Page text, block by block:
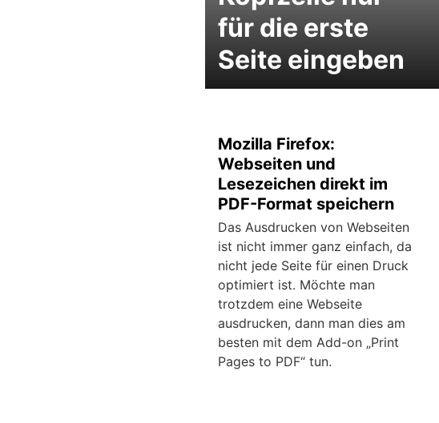
für die erste
Seite eingeben
Mozilla Firefox:
Webseiten und
Lesezeichen direkt im
PDF-Format speichern
Das Ausdrucken von Webseiten
ist nicht immer ganz einfach, da
nicht jede Seite für einen Druck
optimiert ist. Möchte man
trotzdem eine Webseite
ausdrucken, dann man dies am
besten mit dem Add-on „Print
Pages to PDF“ tun.